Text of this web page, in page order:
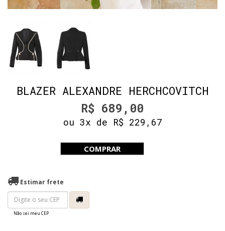
BLAZER ALEXANDRE HERCHCOVITCH
R$ 689,00
ou 3x de R$ 229,67
COMPRAR
Estimar frete
Não sei meu CEP